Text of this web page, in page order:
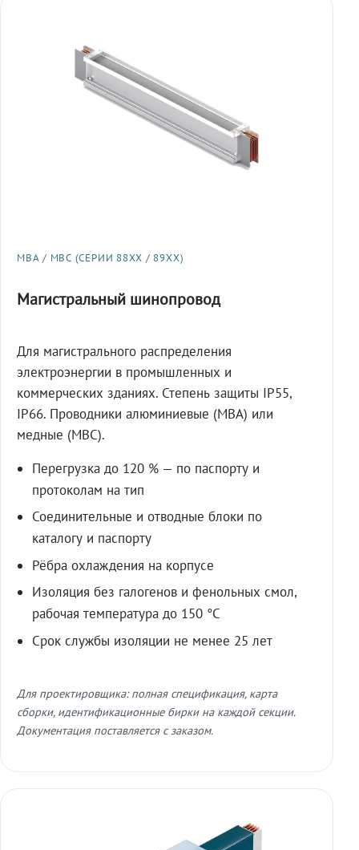
МВА / МВС (СЕРИИ 88XX / 89XX)
Магистральный шинопровод
Для магистрального распределения
электроэнергии в промышленных и
коммерческих зданиях. Степень защиты IP55,
IP66. Проводники алюминиевые (МВА) или
медные (МВС).
Перегрузка до 120 % — по паспорту и
протоколам на тип
Соединительные и отводные блоки по
каталогу и паспорту
Рёбра охлаждения на корпусе
Изоляция без галогенов и фенольных смол,
рабочая температура до 150 °C
Срок службы изоляции не менее 25 лет
Для проектировщика: полная спецификация, карта
сборки, идентификационные бирки на каждой секции.
Документация поставляется с заказом.